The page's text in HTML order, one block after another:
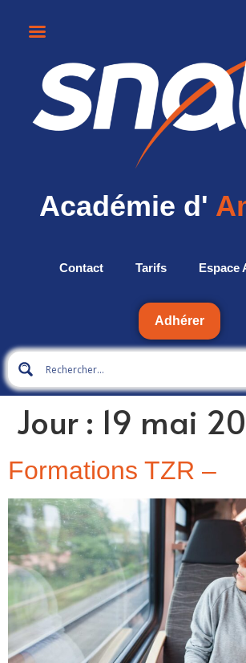
Académie d'
Contact Tarifs Espace
Adhérer
Jour : 19 mai
Formations TZR –